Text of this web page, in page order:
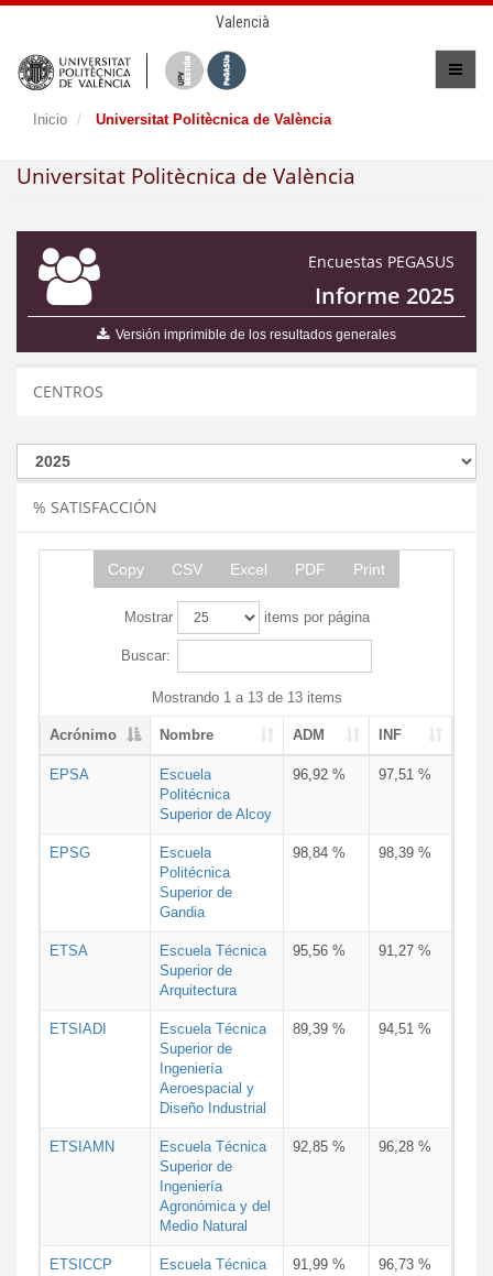
Valencià
Inicio Universitat Politècnica de València
Universitat Politècnica de València
Encuestas PEGASUS
Informe 2025
Versión imprimible de los resultados generales
CENTROS
% SATISFACCIÓN
Copy CSV Excel PDF Print
Mostrar items por página
Buscar:
Mostrando 1 a 13 de 13 items
Acrónimo Nombre ADM INF
EPSA
Escuela
Politécnica
Superior de Alcoy
96,92 % 97,51 %
EPSG
Escuela
Politécnica
Superior de
Gandia
98,84 % 98,39 %
ETSA
Escuela Técnica
Superior de
Arquitectura
95,56 % 91,27 %
ETSIADI
Escuela Técnica
Superior de
Ingeniería
Aeroespacial y
Diseño Industrial
89,39 % 94,51 %
ETSIAMN
Escuela Técnica
Superior de
Ingeniería
Agronómica y del
Medio Natural
92,85 % 96,28 %
ETSICCP
Escuela Técnica
91,99 % 96,73 %